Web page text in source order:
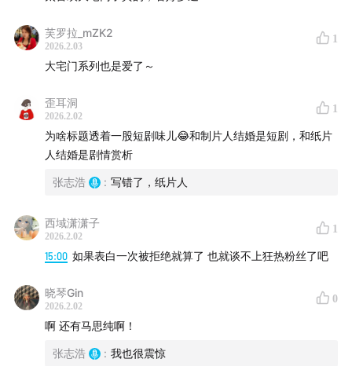
芙罗拉_mZK2
2026.2.03
1
大宅门系列也是爱了～
歪耳洞
2026.2.02
1
为啥标题透着一股短剧味儿😂和制片人结婚是短剧，和纸片
人结婚是剧情赏析
张志浩 : 写错了，纸片人
西域潇潇子
2026.2.02
1
15:00 如果表白一次被拒绝就算了 也就谈不上狂热粉丝了吧
晓琴Gin
2026.2.02
0
啊 还有马思纯啊！
张志浩 : 我也很震惊